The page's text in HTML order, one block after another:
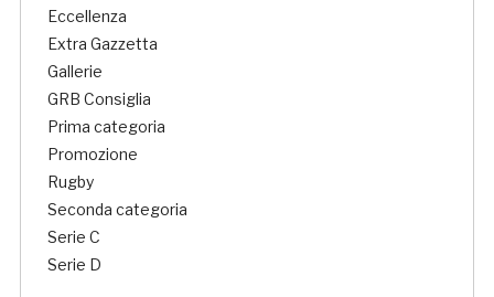
Eccellenza
Extra Gazzetta
Gallerie
GRB Consiglia
Prima categoria
Promozione
Rugby
Seconda categoria
Serie C
Serie D